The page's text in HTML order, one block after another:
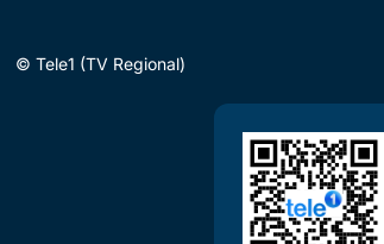
© Tele1 (TV Regional)